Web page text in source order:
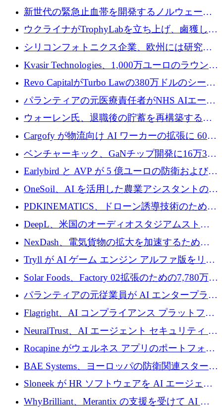
億ユーロの防衛および二重用途成長基金EDM
を開始、ヨーロッパのシリコンフォトニクス
に警告
新世代の緊急止血帯を開発するノルウェーの
スタートアップ企業を紹介する
ウクライナがTrophyLabを立ち上げ、鹵獲した
ロシア兵器を戦場の研究開発プラットフォー
ムに変える
シリコンフォトニクス企業、欧州には研究を
商業的に成功させるためのインフラが不足し
Kvasir Technologies、1,000万ユーロのラウンド
で成長を促進
Revo CapitalがTurbo Lawの380万ドルのシード
ラウンドを主導し、訴訟プラットフォームを
パランティアの元医療責任者がNHS AIエージ
ェントの立ち上げに1,000万ポンドを調達
ウォーレン氏、退職後の貯蓄を再構築するた
めに1,000万ユーロを調達
Cargofy が物流向け AI ワーカーの拡張に 600
万ドルを獲得
ベンチャーキック、GaNチップ開発に16万3千
ユーロでMinisaを支援
Earlybird と AVP が 5 億ユーロの防衛および二
重用途の成長基金である E2D を立ち上げる
OneSoil、AI を活用した農業アシスタントの拡
大に​​ 100 万ユーロを確保
PDKINEMATICS、ドローン誘導技術のために
200 万ユーロを調達
DeepL、米国のオーディオスタジアムストリ
ーミング事業Mixhaloを買収
NexDash、電気貨物の拡大を加速するために
EIT Urban Mobilityから250万ユーロを確保
Tryll が AI ゲーム エンジン アルファ版をリリ
ースし、60 万ドルのプレシード資金を確保
Solar Foods、Factory 02拡張のための7,780万ユ
ーロの資金調達パッケージを獲得
パランティアの元従業員が AI エンタープライ
ズ スタートアップの Conduct に 6,000 万ドル
を調達
Flagright、AI コンプライアンス プラットフォ
ームを拡張するためにシリーズ A で 1,250 万
ドルを確保
NeuralTrust、AI エージェント セキュリティ プ
ラットフォームの拡張に 2,000 万ドルを調達
Rocapine がウェルネス アプリのポートフォリ
オを拡大するためにシリーズ A で 1,300 万ド
ルを調達
BAE Systems、ヨーロッパの防衛関連スタート
アップの規模拡大を支援するために 5,000 万
ユーロの支援を開始
Sloneek が HR ソフトウェアを AI エージェン
トに変えるために 600 万ドルを調達
WhyBrilliant、Merantix の支援を受けて AI 求